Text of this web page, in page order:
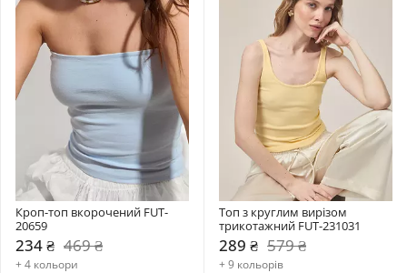
Кроп-топ вкорочений FUT-
20659
234 ₴ 469 ₴
+ 4 кольори
Топ з круглим вирізом
трикотажний FUT-231031
289 ₴ 579 ₴
+ 9 кольорів